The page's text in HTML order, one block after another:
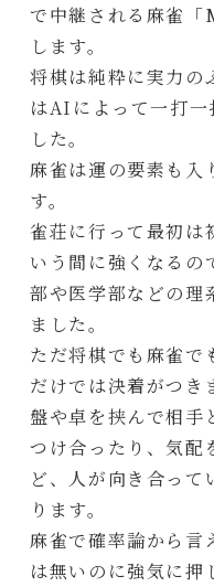
で中継される麻雀「
します。
将棋は純粋に実力の
はAIによって一打一
した。
麻雀は運の要素も入
す。
雀荘に行って最初は
いう間に強くなるの
部や医学部などの理
ました。
ただ将棋でも麻雀で
だけでは決着がつき
盤や卓を挟んで相手
つけ合ったり、気配
ど、人が向き合って
ります。
麻雀で確率論から言
は無いのに強気に押